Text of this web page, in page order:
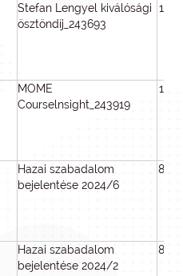
Stefan Lengyel kiválósági
ösztöndíj_243693
100
MOME
Courselnsight_243919
100
Hazai szabadalom
bejelentése 2024/6
800
Hazai szabadalom
bejelentése 2024/2
800